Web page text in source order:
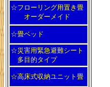
☆フローリング用置き畳
オーダーメイド
☆畳ベッド
☆災害用緊急避難シート
多目的タイプ
☆高床式収納ユニット畳